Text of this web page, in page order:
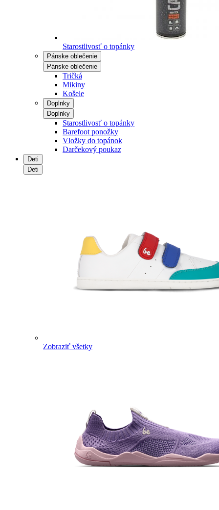
Starostlivosť o topánky
Pánske oblečenie
Pánske oblečenie
Tričká
Mikiny
Košele
Doplnky
Doplnky
Starostlivosť o topánky
Barefoot ponožky
Vložky do topánok
Darčekový poukaz
Deti
Deti
Zobraziť všetky